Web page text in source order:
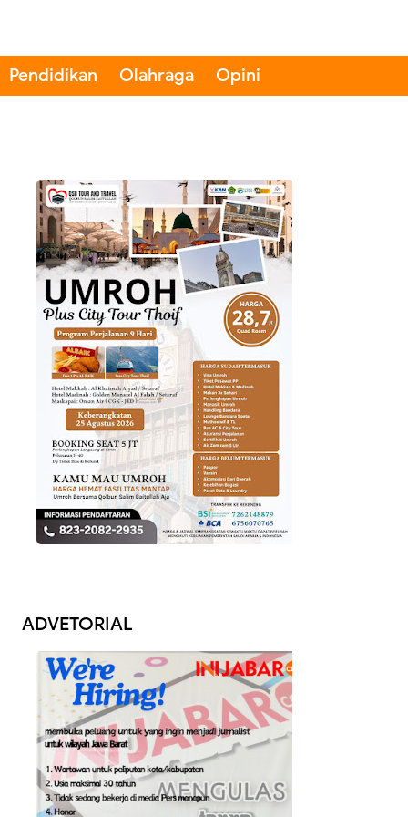
Pendidikan Olahraga Opini
ADVETORIAL